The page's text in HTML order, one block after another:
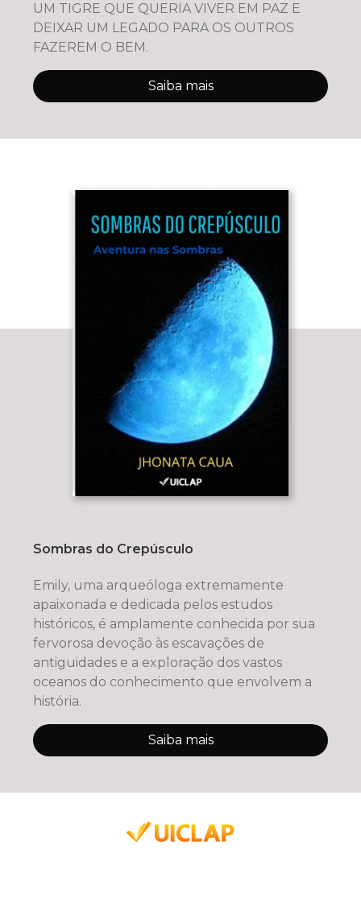
UM TIGRE QUE QUERIA VIVER EM PAZ E
DEIXAR UM LEGADO PARA OS OUTROS
FAZEREM O BEM.
Saiba mais
Sombras do Crepúsculo
Emily, uma arqueóloga extremamente
apaixonada e dedicada pelos estudos
históricos, é amplamente conhecida por sua
fervorosa devoção às escavações de
antiguidades e a exploração dos vastos
oceanos do conhecimento que envolvem a
história.
Saiba mais